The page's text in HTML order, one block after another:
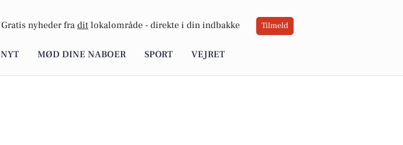
Gratis nyheder fra dit lokalområde - direkte i din indbakke Tilmeld
MØD DINE NABOER SPORT VEJRET